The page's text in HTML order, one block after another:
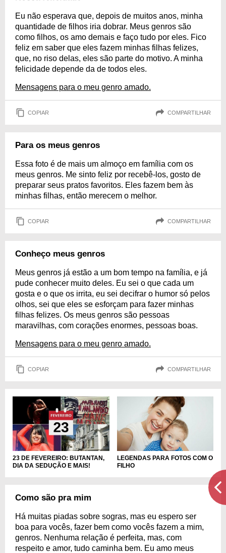
Eu não esperava que, depois de muitos anos, minha
quantidade de filhos iria dobrar. Meus genros são
como filhos, os amo demais e faço tudo por eles. Fico
feliz em saber que eles fazem minhas filhas felizes,
que, no riso delas, eles são parte do motivo. A minha
felicidade depende da de todos eles.
Mensagens para o meu genro amado.
COPIAR COMPARTILHAR
Para os meus genros
Essa foto é de mais um almoço em família com os
meus genros. Me sinto feliz por recebê-los, gosto de
preparar seus pratos favoritos. Eles fazem bem às
minhas filhas, então merecem o melhor.
COPIAR COMPARTILHAR
Conheço meus genros
Meus genros já estão a um bom tempo na família, e já
pude conhecer muito deles. Eu sei o que cada um
gosta e o que os irrita, eu sei decifrar o humor só pelos
olhos, sei que eles se esforçam para fazer minhas
filhas felizes. Os meus genros são pessoas
maravilhas, com corações enormes, pessoas boas.
Mensagens para o meu genro amado.
COPIAR COMPARTILHAR
23 DE FEVEREIRO: BUTANTAN,
DIA DA SEDUÇÃO E MAIS!
LEGENDAS PARA FOTOS COM O
FILHO
Como são pra mim
Há muitas piadas sobre sogras, mas eu espero ser
boa para vocês, fazer bem como vocês fazem a mim,
genros. Nenhuma relação é perfeita, mas, com
respeito e amor, tudo caminha bem. Eu amo meus